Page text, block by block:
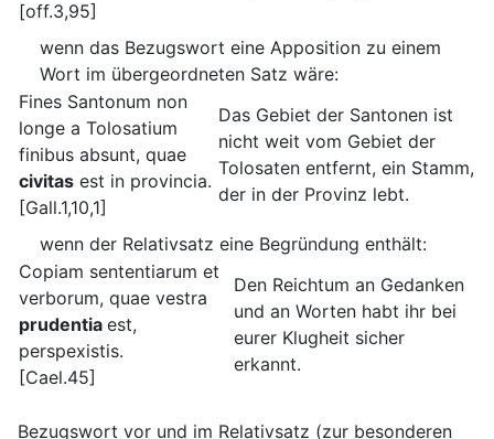
[off.3,95]
wenn das Bezugswort eine Apposition zu einem
Wort im übergeordneten Satz wäre:
Fines Santonum non
longe a Tolosatium
finibus absunt, quae
civitas est in provincia.
[Gall.1,10,1]
Das Gebiet der Santonen ist
nicht weit vom Gebiet der
Tolosaten entfernt, ein Stamm,
der in der Provinz lebt.
wenn der Relativsatz eine Begründung enthält:
Copiam sententiarum et
verborum, quae vestra
prudentia est,
perspexistis.
[Cael.45]
Den Reichtum an Gedanken
und an Worten habt ihr bei
eurer Klugheit sicher
erkannt.
Bezugswort vor und im Relativsatz (zur besonderen